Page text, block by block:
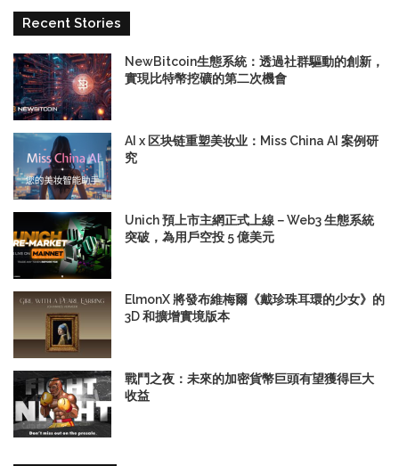
Recent Stories
NewBitcoin生態系統：透過社群驅動的創新，
實現比特幣挖礦的第二次機會
AI x 区块链重塑美妆业：Miss China AI 案例研
究
Unich 預上市主網正式上線－Web3 生態系統
突破，為用戶空投 5 億美元
ElmonX 將發布維梅爾《戴珍珠耳環的少女》的
3D 和擴增實境版本
戰鬥之夜：未來的加密貨幣巨頭有望獲得巨大
收益